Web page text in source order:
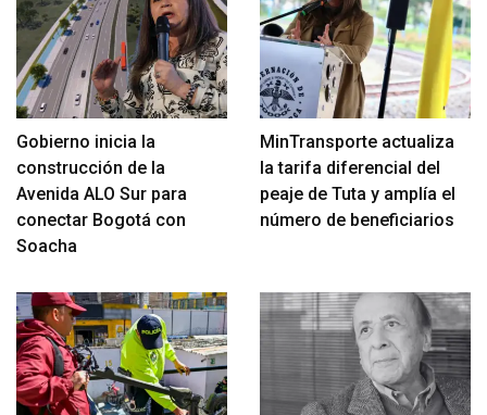
Gobierno inicia la
construcción de la
Avenida ALO Sur para
conectar Bogotá con
Soacha
MinTransporte actualiza
la tarifa diferencial del
peaje de Tuta y amplía el
número de beneficiarios